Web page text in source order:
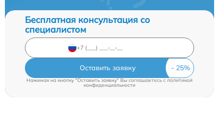
Бесплатная консультация со
специалистом
Оставить заявку
Нажимая на кнопку "Оставить заявку" Вы соглашаетесь cполитикой
конфиденциальности